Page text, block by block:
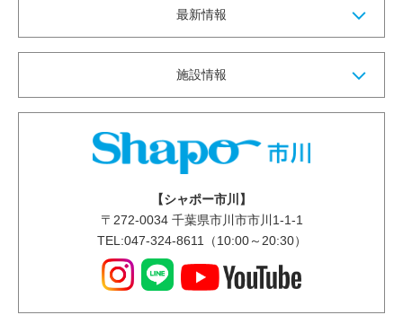
最新情報
施設情報
【シャポー市川】
〒 272-0034千葉県市川市市川1-1-1
TEL:047-324-8611（10:00～20:30）